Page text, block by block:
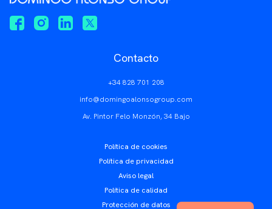
Contacto
+34 828 701 208
info@domingoalonsogroup.com
Av. Pintor Felo Monzón, 34 Bajo
Política de cookies
Política de privacidad
Aviso legal
Política de calidad
Protección de datos